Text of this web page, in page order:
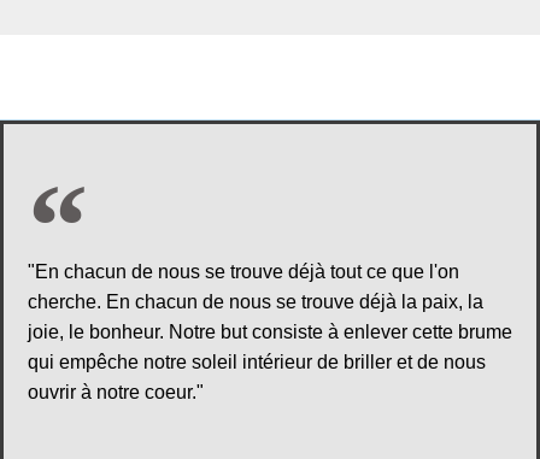
"En chacun de nous se trouve déjà tout ce que l'on
cherche. En chacun de nous se trouve déjà la paix, la
joie, le bonheur. Notre but consiste à enlever cette brume
qui empêche notre soleil intérieur de briller et de nous
ouvrir à notre coeur."​